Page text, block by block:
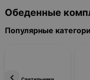
Обеденные
Популярные